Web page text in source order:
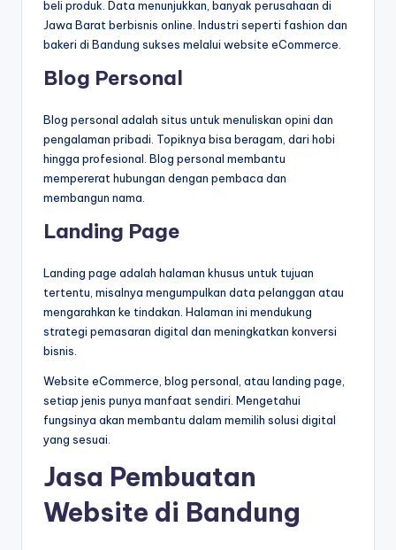
beli produk. Data menunjukkan, banyak perusahaan di
Jawa Barat berbisnis online. Industri seperti fashion dan
bakeri di Bandung sukses melalui website eCommerce.
Blog Personal
Blog personal adalah situs untuk menuliskan opini dan
pengalaman pribadi. Topiknya bisa beragam, dari hobi
hingga profesional. Blog personal membantu
mempererat hubungan dengan pembaca dan
membangun nama.
Landing Page
Landing page adalah halaman khusus untuk tujuan
tertentu, misalnya mengumpulkan data pelanggan atau
mengarahkan ke tindakan. Halaman ini mendukung
strategi pemasaran digital dan meningkatkan konversi
bisnis.
Website eCommerce, blog personal, atau landing page,
setiap jenis punya manfaat sendiri. Mengetahui
fungsinya akan membantu dalam memilih solusi digital
yang sesuai.
Jasa Pembuatan
Website di Bandung